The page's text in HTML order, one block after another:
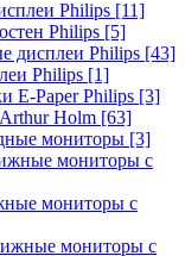
Philips [11]
Philips [5]
дисплеи Philips [43]
Philips [1]
E-Paper Philips [3]
Holm [63]
мониторы [3]
мониторы с
мониторы с
мониторы с